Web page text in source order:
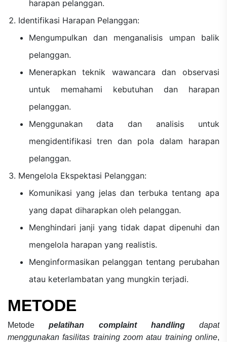
harapan pelanggan.
Identifikasi Harapan Pelanggan:
Mengumpulkan dan menganalisis umpan balik
pelanggan.
Menerapkan teknik wawancara dan observasi
untuk memahami kebutuhan dan harapan
pelanggan.
Menggunakan data dan analisis untuk
mengidentifikasi tren dan pola dalam harapan
pelanggan.
Mengelola Ekspektasi Pelanggan:
Komunikasi yang jelas dan terbuka tentang apa
yang dapat diharapkan oleh pelanggan.
Menghindari janji yang tidak dapat dipenuhi dan
mengelola harapan yang realistis.
Menginformasikan pelanggan tentang perubahan
atau keterlambatan yang mungkin terjadi.
METODE
Metodepelatihan complaint handling
dapat
menggunakan fasilitas training zoom atau training online,